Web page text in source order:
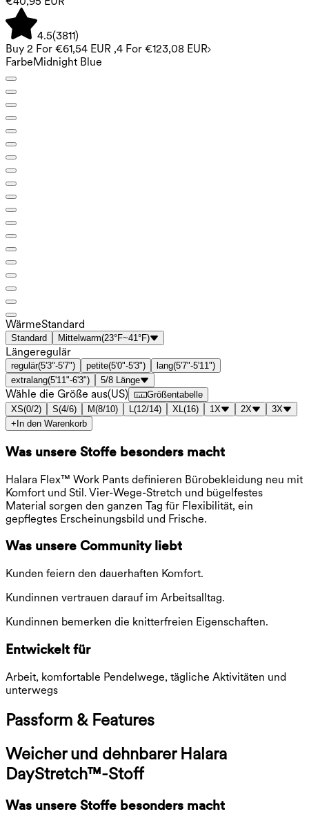
4.5(3811)
Buy 2 For €61,54 EUR ,4 For €123,08 EUR
FarbeMidnight Blue
WärmeStandard
Standard Mittelwarm(23°F~41°F)
Längeregulär
regulär(5'3"-5'7") petite(5'0"-5'3") lang(5'7"-5'11")
extralang(5'11"-6'3") 5/8 Länge
Wähle die Größe aus(US)
Größentabelle
XS(0/2) S(4/6) M(8/10) L(12/14) XL(16) 1X 2X
3X
+ In den Warenkorb
Was unsere Stoffe besonders macht
Halara Flex™ Work Pants definieren Bürobekleidung neu mit
Komfort und Stil. Vier-Wege-Stretch und bügelfestes
Material sorgen den ganzen Tag für Flexibilität, ein
gepflegtes Erscheinungsbild und Frische.
Was unsere Community liebt
Kunden feiern den dauerhaften Komfort.
Kundinnen vertrauen darauf im Arbeitsalltag.
Kundinnen bemerken die knitterfreien Eigenschaften.
Entwickelt für
Arbeit, komfortable Pendelwege, tägliche Aktivitäten und
unterwegs
Passform & Features
Weicher und dehnbarer Halara
DayStretch™-Stoff
Was unsere Stoffe besonders macht